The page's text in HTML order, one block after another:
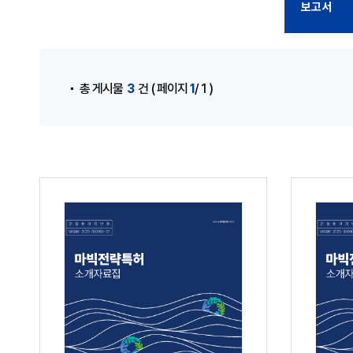
보고서
총 게시물 3 건 ( 페이지 1/ 1 )